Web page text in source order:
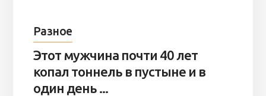
Разное
Этот мужчина почти 40 лет
копал тоннель в пустыне и в
один день ...